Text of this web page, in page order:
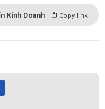
Kinh Doanh Copy link